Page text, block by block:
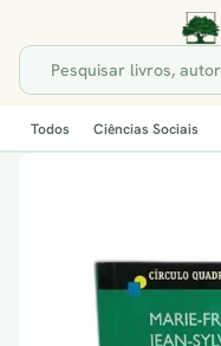
Todos Ciências Sociais